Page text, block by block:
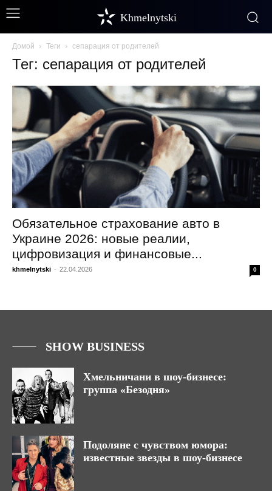
Khmelnytski
Домой Теги сепарация от родителей
Тег: сепарация от родителей
Обязательное страхование авто в
Украине 2026: новые реалии,
цифровизация и финансовые...
khmelnytski - 22.04.2026 0
SHOW BUSINESS
Хмельничани в шоу-бизнесе:
группа «Безодня»
Подоляне с чувством юмора:
известные звезды в шоу-бизнесе